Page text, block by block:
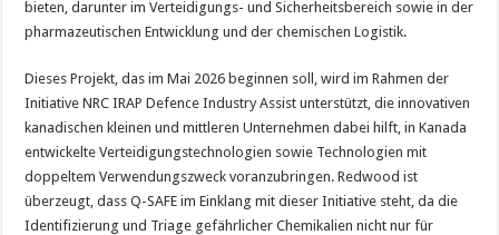
bieten, darunter im Verteidigungs- und Sicherheitsbereich sowie in der
pharmazeutischen Entwicklung und der chemischen Logistik.
Dieses Projekt, das im Mai 2026 beginnen soll, wird im Rahmen der
Initiative NRC IRAP Defence Industry Assist unterstützt, die innovativen
kanadischen kleinen und mittleren Unternehmen dabei hilft, in Kanada
entwickelte Verteidigungstechnologien sowie Technologien mit
doppeltem Verwendungszweck voranzubringen. Redwood ist
überzeugt, dass Q-SAFE im Einklang mit dieser Initiative steht, da die
Identifizierung und Triage gefährlicher Chemikalien nicht nur für